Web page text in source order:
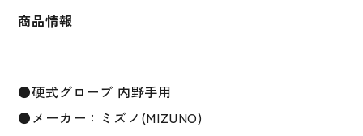
野
げ
1AJGH10803
限
商品情報
●硬式グローブ 内野手用
●メーカー：ミズノ(MIZUNO)